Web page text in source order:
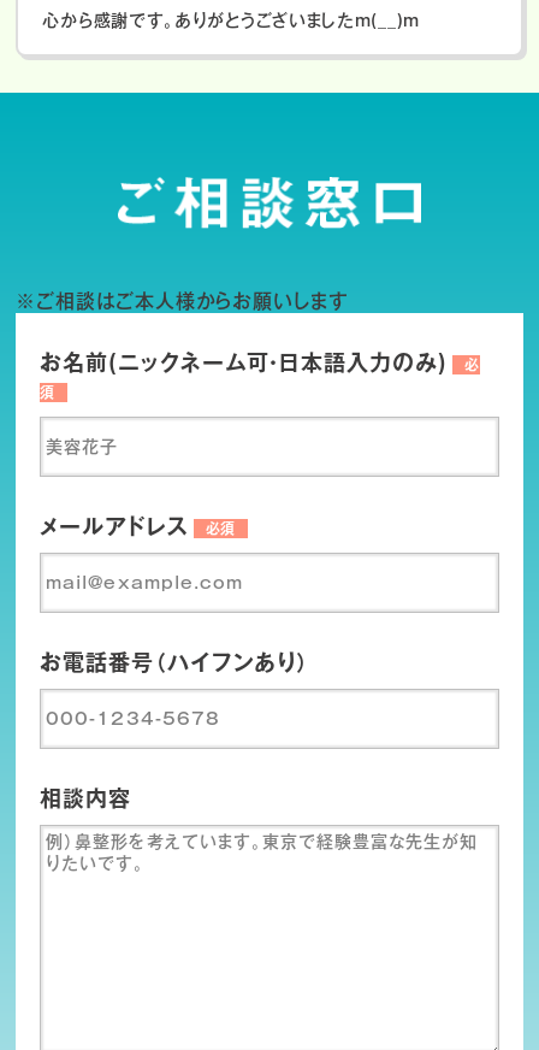
心から感謝です。ありがとうございましたm(__)m
※ご相談はご本人様からお願いします
お名前(ニックネーム可・日本語入力のみ)
必
須
メールアドレス 必須
お電話番号（ハイフンあり）
相談内容